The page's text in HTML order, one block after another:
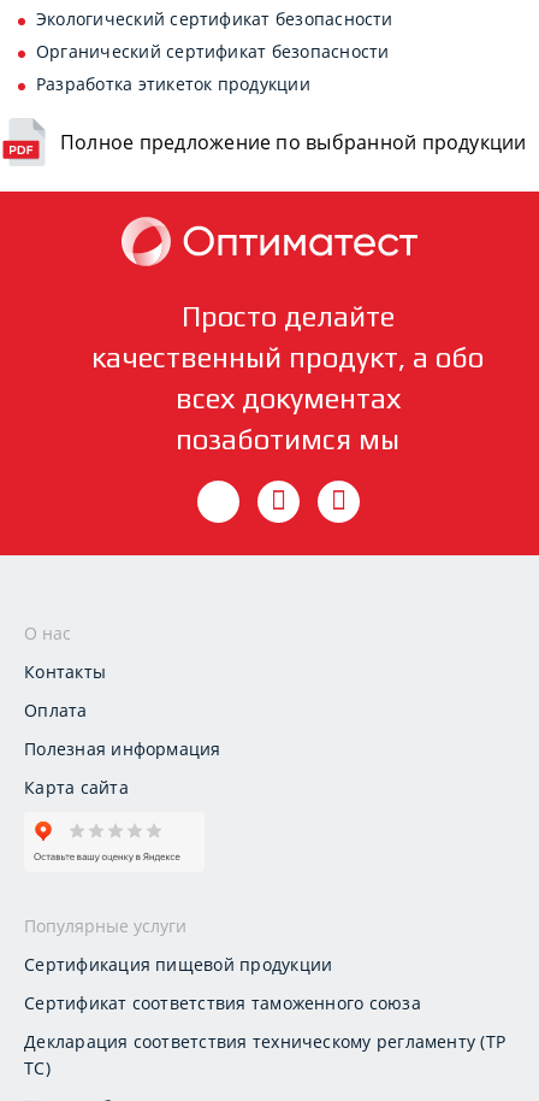
Экологический сертификат безопасности
Органический сертификат безопасности
Разработка этикеток продукции
Полное предложение по выбранной продукции
Просто делайте
качественный продукт, а обо
всех документах
позаботимся мы
О нас
Контакты
Оплата
Полезная информация
Карта сайта
Популярные услуги
Сертификация пищевой продукции
Сертификат соответствия таможенного союза
Декларация соответствия техническому регламенту (ТР
ТС)